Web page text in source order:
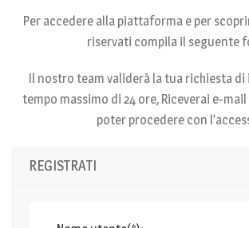
Per accedere alla piattaforma e per
riservati compila il seguente
Il nostro team validerà la tua richiesta
tempo massimo di 24 ore, Riceverai e-
poter procedere con
REGISTRATI